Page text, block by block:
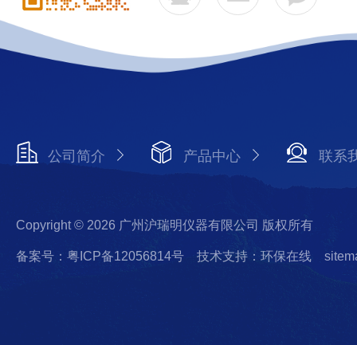
公司简介 产品中心 联系
Copyright © 2026 广州沪瑞明仪器有限公司 版权所有
备案号：粤ICP备12056814号 技术支持：环保在线